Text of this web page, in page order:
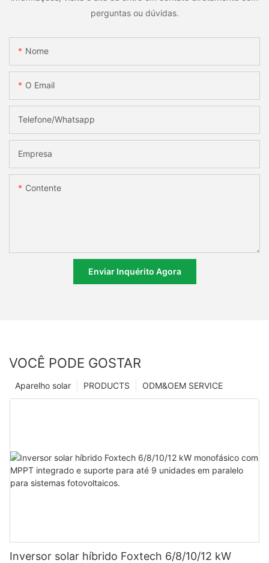
perguntas ou dúvidas.
Nome
O Email
Telefone/whatsapp
Empresa
Contente
Enviar Inquérito Agora
VOCÊ PODE GOSTAR
ODM&OEM SERVICE
PRODUCTS
Aparelho solar
Inversor solar híbrido Foxtech 6/8/10/12 kW